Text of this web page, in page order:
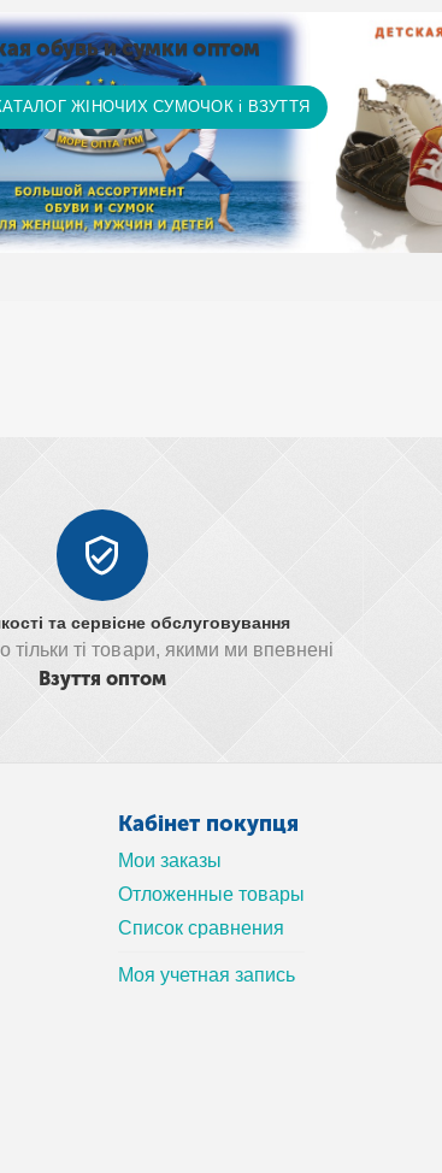
обувь и сумки оптом
ЖІНОЧИХ СУМОЧОК і ВЗУТТЯ
та сервісне обслуговування
ті товари, якими ми впевнені
Взуття оптом
Кабінет покупця
Мои заказы
Отложенные товары
Список сравнения
Моя учетная запись